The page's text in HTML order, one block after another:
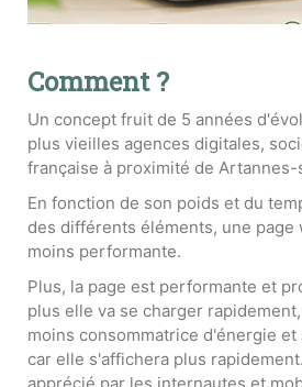
Comment ?
Un concept fruit de 5 années
plus vieilles agences digitales,
française à proximité de
En fonction de son poids et du
des différents éléments, une page
moins performante.
Plus, la page est performante et
plus elle va se charger
moins consommatrice d'énergie
car elle s'affichera plus